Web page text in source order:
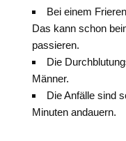
Bei einem
Das kann schon
passieren.
Die
Männer.
Die Anfälle sind
Minuten andauern.